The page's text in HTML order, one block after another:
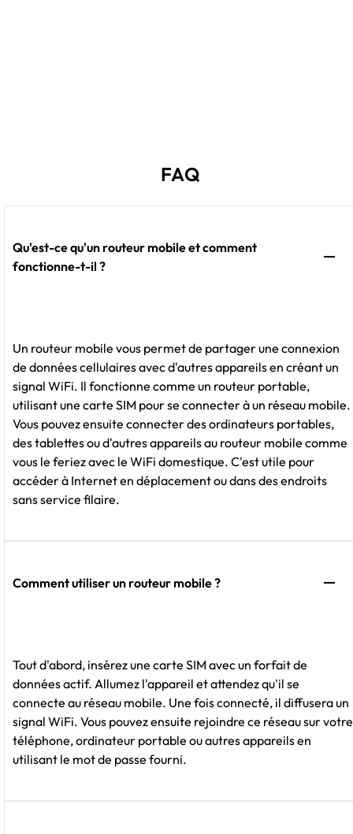
FAQ
Qu'est-ce qu'un routeur mobile et comment
fonctionne-t-il ?
Un routeur mobile vous permet de partager une connexion
de données cellulaires avec d'autres appareils en créant un
signal WiFi. Il fonctionne comme un routeur portable,
utilisant une carte SIM pour se connecter à un réseau mobile.
Vous pouvez ensuite connecter des ordinateurs portables,
des tablettes ou d'autres appareils au routeur mobile comme
vous le feriez avec le WiFi domestique. C'est utile pour
accéder à Internet en déplacement ou dans des endroits
sans service filaire.
Comment utiliser un routeur mobile ?
Tout d'abord, insérez une carte SIM avec un forfait de
données actif. Allumez l'appareil et attendez qu'il se
connecte au réseau mobile. Une fois connecté, il diffusera un
signal WiFi. Vous pouvez ensuite rejoindre ce réseau sur votre
téléphone, ordinateur portable ou autres appareils en
utilisant le mot de passe fourni.